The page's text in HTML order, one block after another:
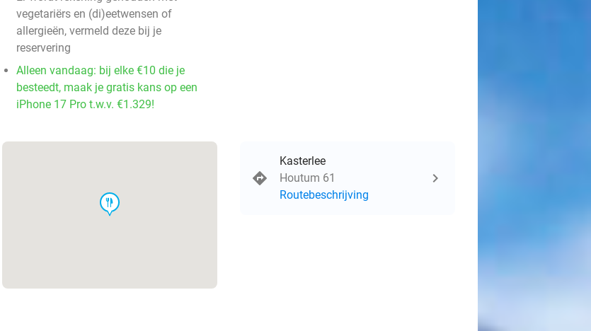
vegetariërs en (di)eetwensen of
allergieën, vermeld deze bij je
reservering
Alleen vandaag: bij elke €10 die je
besteedt, maak je gratis kans op een
iPhone 17 Pro t.w.v. €1.329!
food
Kasterlee
Houtum 61
Routebeschrijving